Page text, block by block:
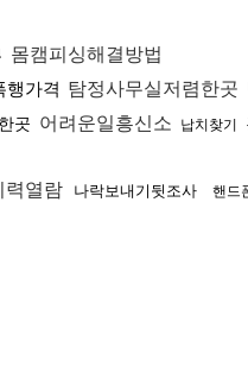
몸캠피싱해결방법
행가격 탐정사무실저렴한곳
곳 어려운일흥신소 납치찾기
력열람 나락보내기뒷조사 핸드